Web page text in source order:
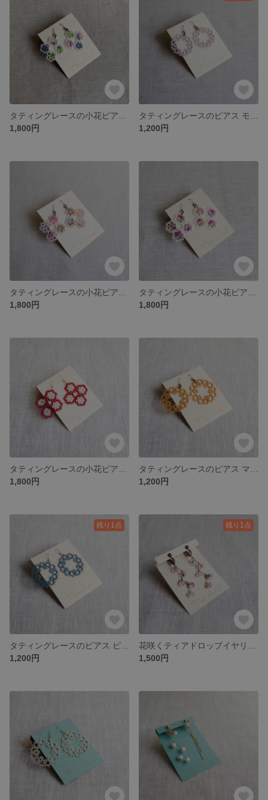
1,800円
1,200円
1,800円
1,800円
1,800円
1,200円
残り1点
1,200円
残り1点
1,500円